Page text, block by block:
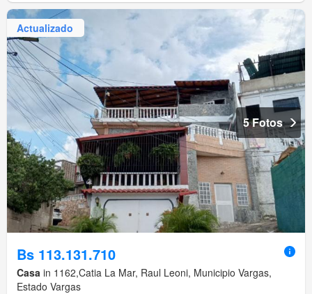
Actualizado
5 Fotos
Bs 113.131.710
Casa in 1162,Catia La Mar, Raul Leoni, Municipio Vargas,
Estado Vargas